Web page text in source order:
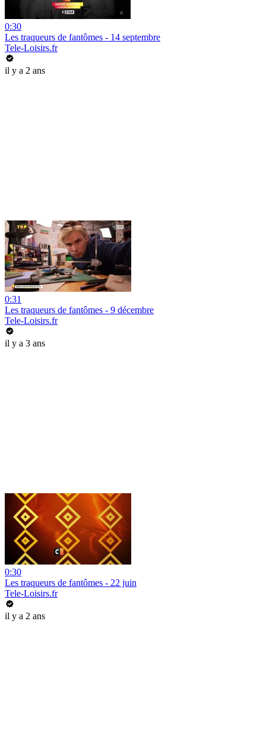
0:30
Les traqueurs de fantômes - 14 septembre
Tele-Loisirs.fr
il y a 2 ans
0:31
Les traqueurs de fantômes - 9 décembre
Tele-Loisirs.fr
il y a 3 ans
0:30
Les traqueurs de fantômes - 22 juin
Tele-Loisirs.fr
il y a 2 ans